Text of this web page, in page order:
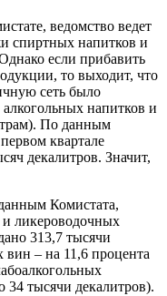
ведомство ведет
спиртных напитков и
если прибавить
то выходит, что
сеть было
напитков и
По данным
квартале
декалитров. Значит,
Комистата,
ликероводочных
313,7 тысячи
– на 11,6 процента
34 тысячи декалитров).